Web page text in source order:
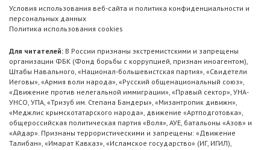
Условия использования веб-сайта и политика конфиденциальности и
персональных данных
Политика использования cookies
Для читателей: В России признаны экстремистскими и запрещены
организации ФБК (Фонд борьбы с коррупцией, признан иноагентом),
Штабы Навального, «Национал-большевистская партия», «Свидетели
Иеговы», «Армия воли народа», «Русский общенациональный союз»,
«Движение против нелегальной иммиграции», «Правый сектор», УНА-
УНСО, УПА, «Тризуб им. Степана Бандеры», «Мизантропик дивижн»,
«Меджлис крымскотатарского народа», движение «Артподготовка»,
общероссийская политическая партия «Воля», АУЕ, батальоны «Азов» и
«Айдар». Признаны террористическими и запрещены: «Движение
Талибан», «Имарат Кавказ», «Исламское государство» (ИГ, ИГИЛ),